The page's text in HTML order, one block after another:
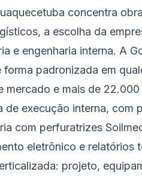
concentra
a escolha da
e engenharia interna. A
forma padronizada em
mercado e mais de
de execução interna, com
com perfuratrizes
eletrônico e relatórios
projeto,